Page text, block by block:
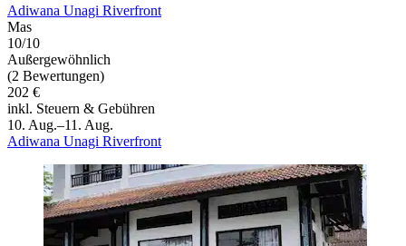
Adiwana Unagi Riverfront
Mas
10/10
Außergewöhnlich
(2 Bewertungen)
202 €
inkl. Steuern & Gebühren
10. Aug.–11. Aug.
Adiwana Unagi Riverfront